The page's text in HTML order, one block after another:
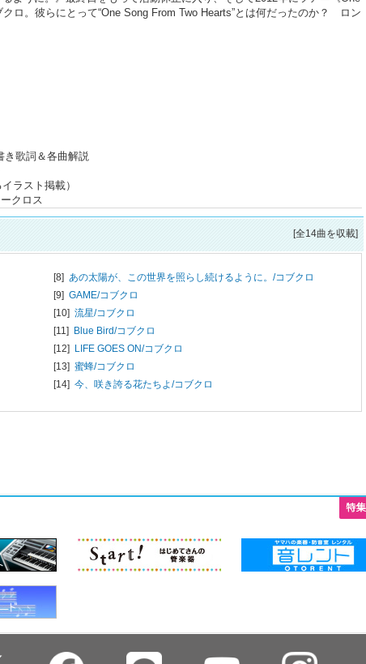
ロ。彼らにとって“One Song From Two Hearts”とは何だったのか？ ロン
き歌詞＆各曲解説
ラスト掲載）
クロス
[全14曲を収載]
[8] あの太陽が、この世界を照らし続けるように。/コブクロ
[9] GAME/コブクロ
[10] 流星/コブクロ
[11] Blue Bird/コブクロ
[12] LIFE GOES ON/コブクロ
[13] 蜜蜂/コブクロ
[14] 今、咲き誇る花たちよ/コブクロ